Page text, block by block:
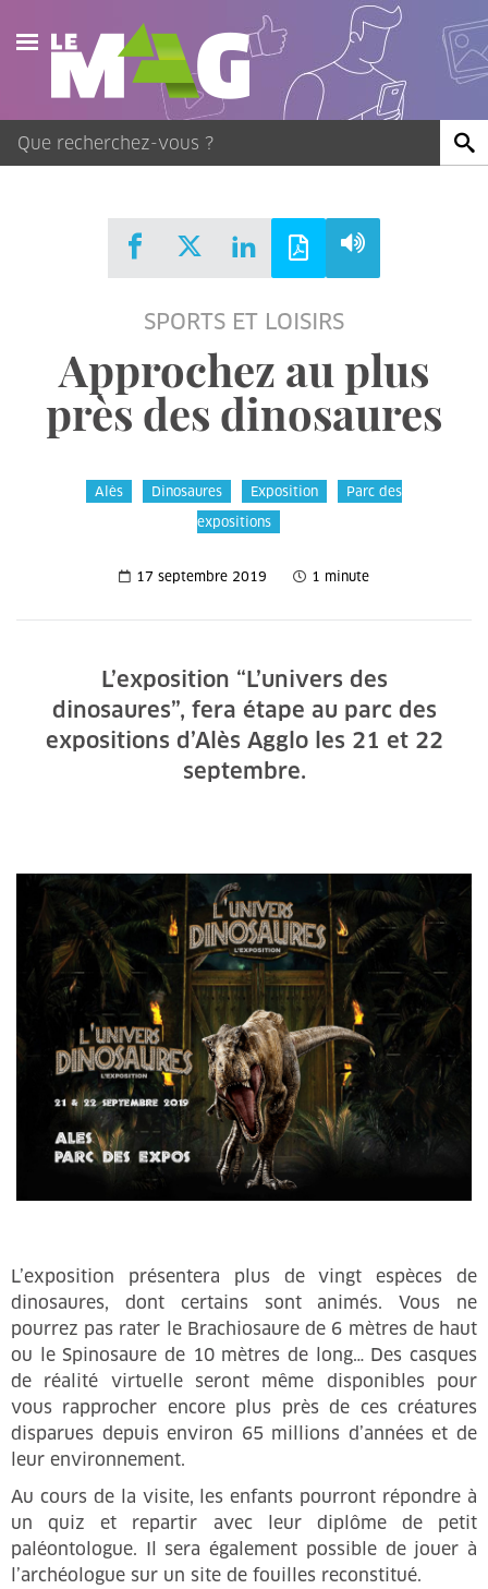
Actualités
Agenda
Publications
SPORTS ET LOISIRS
Approchez au plus
près des dinosaures
Alès Dinosaures Exposition
Parc des
expositions
17 septembre 2019 1 minute
L’exposition “L’univers des
dinosaures”, fera étape au parc des
expositions d’Alès Agglo les 21 et 22
septembre.
L’exposition présentera plus de vingt espèces de
dinosaures, dont certains sont animés. Vous ne
pourrez pas rater le Brachiosaure de 6 mètres de haut
ou le Spinosaure de 10 mètres de long… Des casques
de réalité virtuelle seront même disponibles pour
vous rapprocher encore plus près de ces créatures
disparues depuis environ 65 millions d’années et de
leur environnement.
Au cours de la visite, les enfants pourront répondre à
un quiz et repartir avec leur diplôme de petit
paléontologue. Il sera également possible de jouer à
l’archéologue sur un site de fouilles reconstitué.